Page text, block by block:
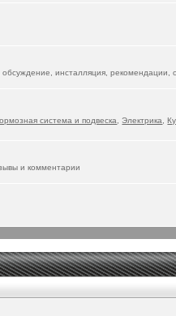
инсталляция, рекомендации,
система и подвеска ,Электрика ,
и комментарии